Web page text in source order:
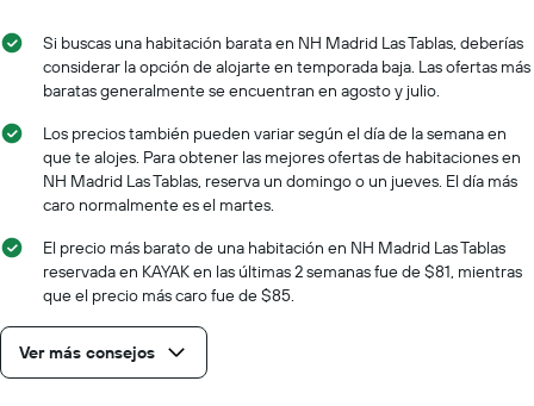
que
indica
el
precio
promedio
de
una
habitación
fecha
de
gráfico
muestra
que
indica
cantidad
de
días
Si buscas una habitación barata en NH Madrid Las Tablas, deberías
considerar la opción de alojarte en temporada baja. Las ofertas más
baratas generalmente se encuentran en agosto y julio.
Los precios también pueden variar según el día de la semana en
que te alojes. Para obtener las mejores ofertas de habitaciones en
NH Madrid Las Tablas, reserva un domingo o un jueves. El día más
caro normalmente es el martes.
El precio más barato de una habitación en NH Madrid Las Tablas
reservada en KAYAK en las últimas 2 semanas fue de $81, mientras
que el precio más caro fue de $85.
Ver más consejos